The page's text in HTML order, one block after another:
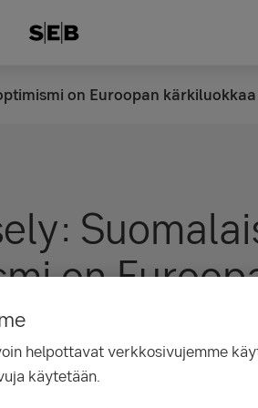
on Euroopan
on
helpottavat verkkosivujemme
käytetään.